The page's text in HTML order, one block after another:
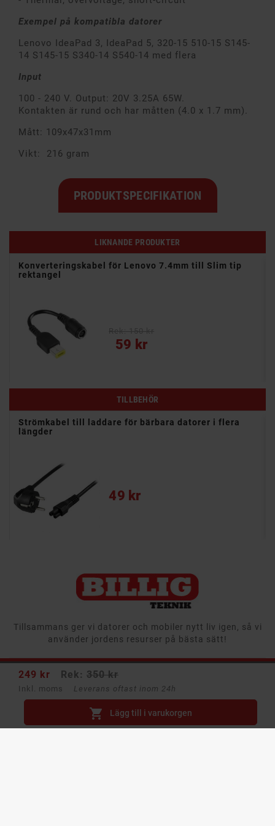
249 kr Rek: 350 kr
Inkl. moms Leverans oftast inom 24h
 Lägg till i varukorgen
Exempel på kompatibla datorer
Lenovo IdeaPad 3, IdeaPad 5, 320-15 510-15 S145-
14 S145-15 S340-14 S540-14 med flera
Input
100 - 240 V. Output: 20V 3.25A 65W.
Kontakten är rund och har måtten (4.0 x 1.7 mm).
Mått: 109x47x31mm
Vikt: 216 gram
PRODUKTSPECIFIKATION
LIKNANDE PRODUKTER
Konverteringskabel för Lenovo 7.4mm till Slim tip
rektangel
59 kr
Pris
TILLBEHÖR
Strömkabel till laddare för bärbara datorer i flera
längder
49 kr
Pris
Tillsammans ger vi datorer och mobiler nytt liv igen, så vi
använder jordens resurser på bästa sätt!
Butiksinformation